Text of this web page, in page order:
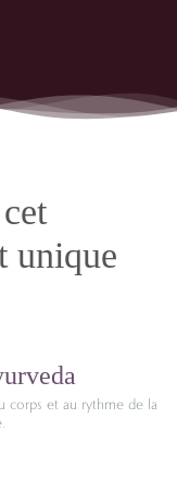
unique
corps et au rythme de la